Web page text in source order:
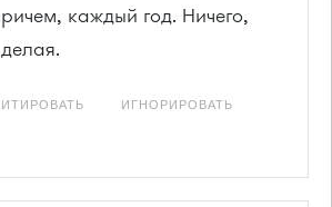
каждый год. Ничего,
ИГНОРИРОВАТЬ